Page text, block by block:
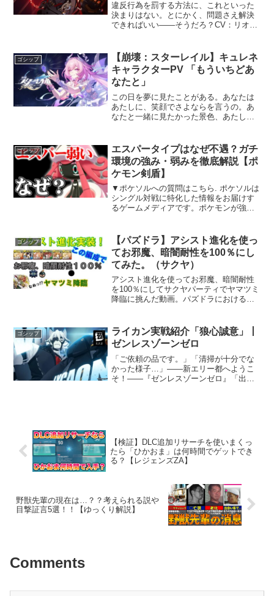
違反行為を罰する方法に、これといった
決まりはない。とにかく、問題さえ解決
できればいい——そうだろ？CV：リオセ
ンワールドRPG『原神（げんしん）』好
評配信中！◆ジャンル...
ゴシップ
【崩壊：スターレイル】キュレネ
キャラクターPV 「もういちどあ
なたと」
この日を夢に見たことがある。あなたは
あたしに、笑顔でさよならを言うの。あ
なたと一緒に見たかった景色、あたしは
る。だから、あなたは安心して旅立って
いいのよ。あたしがここに...
ゴシップ
エスパータイプはなぜ不遇？ガチ
環境の強み・弱みを徹底解説【ポ
ケモン剣盾】
▼ポケソルへの質問はこちら. ポケソルは
シングル対戦に特化した情報をお届けす
るゲームメディアです。ポケモンが強く
メンバーシップ登録はこちら・質問箱は
こちら_infoーー...
ゴシップ
【パズドラ】アシスト進化を使っ
てお邪魔、暗闇耐性を100％にし
てみた。（サクヤ）
アシスト進化を使ってお邪魔、暗闇耐性
を100％にしてサクヤパーティでヤマツミ
降臨に挑んだ動画。パズドラにおける南
を博している「パズル＆ドラゴンズ」
（通称パズドラ）。その...
ゴシップ
ライカン実戦紹介「狼心誠意」丨
ゼンレスゾーンゼロ
「ご依頼の品です。」「清掃が十分でな
かった様子…」——新エリー都へようこ
そ！——『ゼンレスゾーンゼロ』「出発
【検証】DLC追加リサーチを使いまくっ
たら「ひかおま」は何時間でゲットでき
る？【レジェンズZA】
野獣先輩の現在は…？？考えられる説や
目撃証言5選！！【ゆっくり解説】
Comments